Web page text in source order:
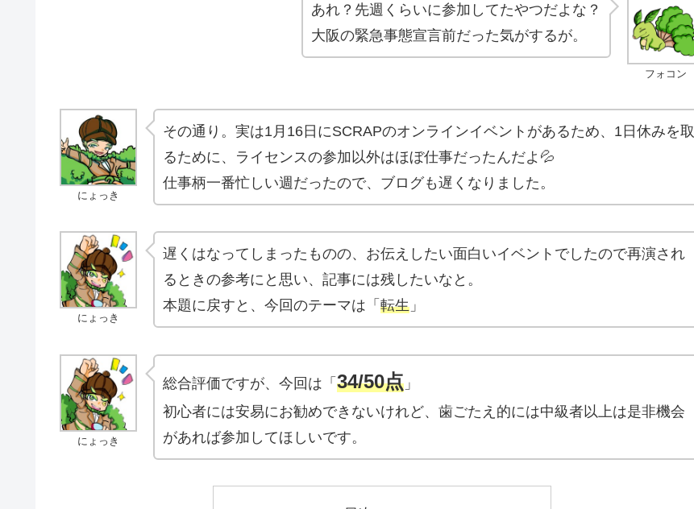
フォコン
あれ？先週くらいに参加してたやつだよな？
大阪の緊急事態宣言前だった気がするが。
にょっき
その通り。実は1月16日にSCRAPのオンラインイベントがあるため、1日休みを取
るために、ライセンスの参加以外はほぼ仕事だったんだよ💦
仕事柄一番忙しい週だったので、ブログも遅くなりました。
にょっき
遅くはなってしまったものの、お伝えしたい面白いイベントでしたので再演され
るときの参考にと思い、記事には残したいなと。
本題に戻すと、今回のテーマは「 転生 」
にょっき
総合評価ですが、今回は「 34/50点 」
初心者には安易にお勧めできないけれど、歯ごたえ的には中級者以上は是非機会
があれば参加してほしいです。